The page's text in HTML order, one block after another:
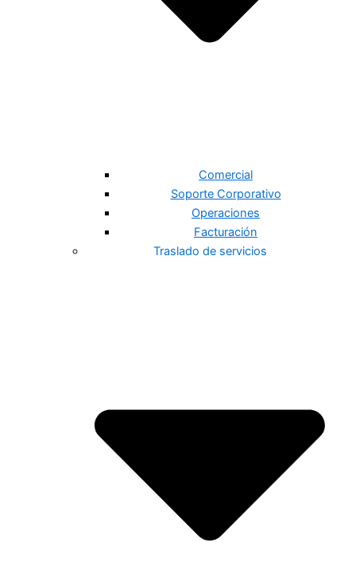
Comercial
Soporte Corporativo
Operaciones
Facturación
Traslado de servicios